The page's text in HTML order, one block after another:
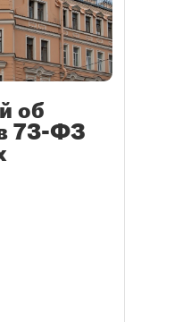
об
73-ФЗ